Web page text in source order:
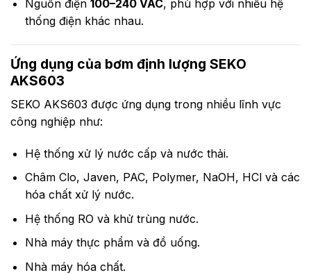
Nguồn điện 100–240 VAC, phù hợp với nhiều hệ
thống điện khác nhau.
Ứng dụng của bơm định lượng SEKO
AKS603
SEKO AKS603 được ứng dụng trong nhiều lĩnh vực
công nghiệp như:
Hệ thống xử lý nước cấp và nước thải.
Châm Clo, Javen, PAC, Polymer, NaOH, HCl và các
hóa chất xử lý nước.
Hệ thống RO và khử trùng nước.
Nhà máy thực phẩm và đồ uống.
Nhà máy hóa chất.